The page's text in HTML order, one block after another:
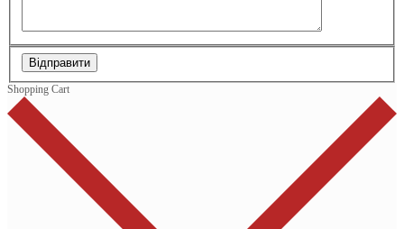
Відправити
Shopping Cart